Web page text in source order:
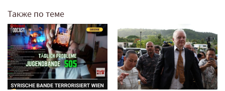
Также по теме